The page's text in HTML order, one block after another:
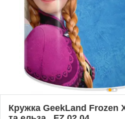
Кружка GeekLand Frozen